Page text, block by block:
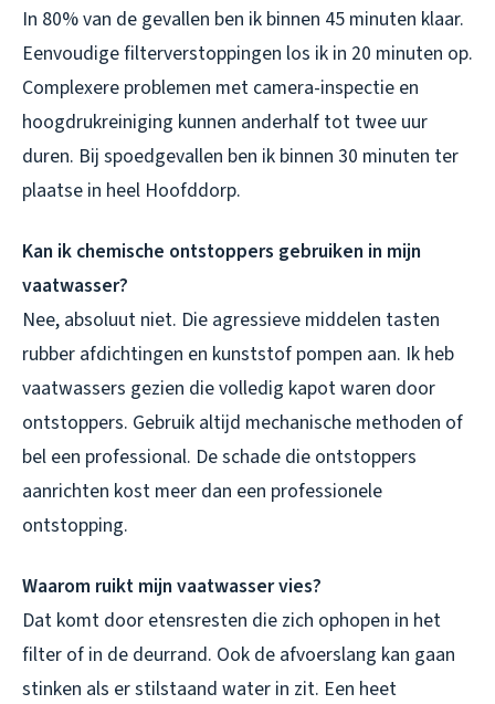
In 80% van de gevallen ben ik binnen 45 minuten klaar.
Eenvoudige filterverstoppingen los ik in 20 minuten op.
Complexere problemen met camera-inspectie en
hoogdrukreiniging kunnen anderhalf tot twee uur
duren. Bij spoedgevallen ben ik binnen 30 minuten ter
plaatse in heel Hoofddorp.
Kan ik chemische ontstoppers gebruiken in mijn
vaatwasser?
Nee, absoluut niet. Die agressieve middelen tasten
rubber afdichtingen en kunststof pompen aan. Ik heb
vaatwassers gezien die volledig kapot waren door
ontstoppers. Gebruik altijd mechanische methoden of
bel een professional. De schade die ontstoppers
aanrichten kost meer dan een professionele
ontstopping.
Waarom ruikt mijn vaatwasser vies?
Dat komt door etensresten die zich ophopen in het
filter of in de deurrand. Ook de afvoerslang kan gaan
stinken als er stilstaand water in zit. Een heet